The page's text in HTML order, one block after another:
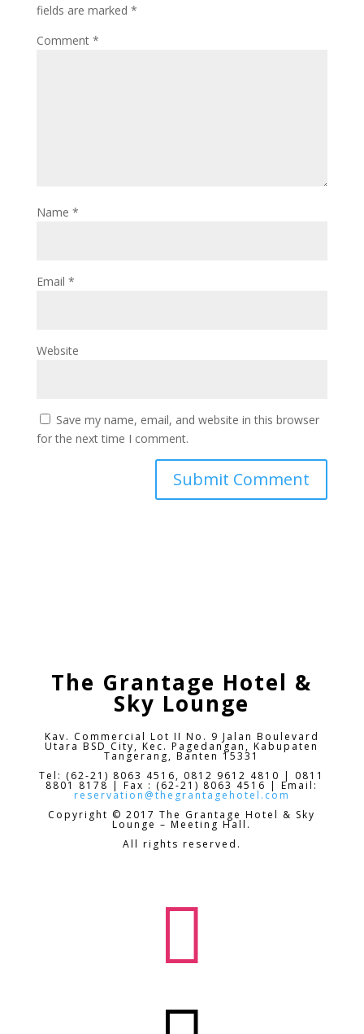
fields are marked *
Comment *
Name *
Email *
Website
Save my name, email, and website in this browser
for the next time I comment.
The Grantage Hotel &
Sky Lounge
Kav. Commercial Lot II No. 9 Jalan Boulevard
Utara BSD City,Kec. Pagedangan, Kabupaten
Tangerang, Banten 15331
Tel: (62-21) 8063 4516, 0812 9612 4810 | 0811
8801 8178 | Fax : (62-21) 8063 4516 | Email:
reservation@thegrantagehotel.com
Copyright © 2017 The Grantage Hotel & Sky
Lounge – Meeting Hall.
All rights reserved.
